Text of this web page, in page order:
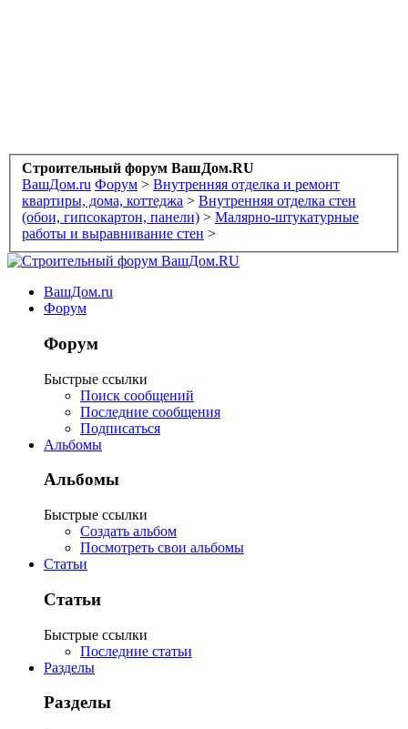
Строительный форум ВашДом.RU
ВашДом.ru Форум > Внутренняя отделка и ремонт
квартиры, дома, коттеджа > Внутренняя отделка стен
(обои, гипсокартон, панели) > Малярно-штукатурные
работы и выравнивание стен >
ВашДом.ru
Форум
Форум
Быстрые ссылки
Поиск сообщений
Последние сообщения
Подписаться
Альбомы
Альбомы
Быстрые ссылки
Создать альбом
Посмотреть свои альбомы
Статьи
Статьи
Быстрые ссылки
Последние статьи
Разделы
Разделы